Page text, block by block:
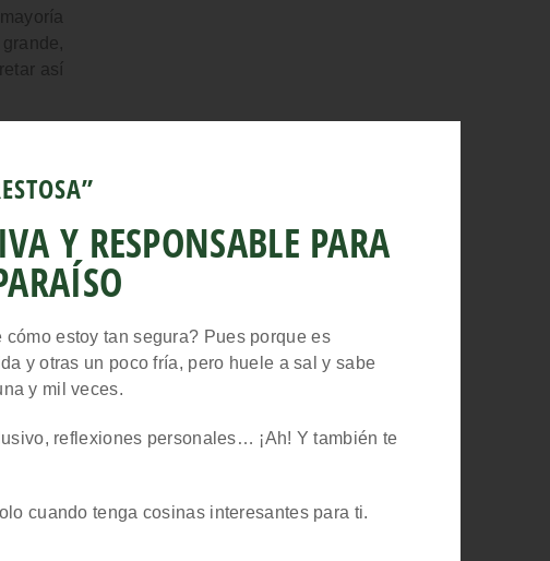
así
Y RESPONSABLE PARA
estoy tan segura? Pues porque es
y otras un poco fría, pero huele a sal y sabe
y mil veces.
reflexiones personales… ¡Ah! Y también te
cuando tenga cosinas interesantes para ti.